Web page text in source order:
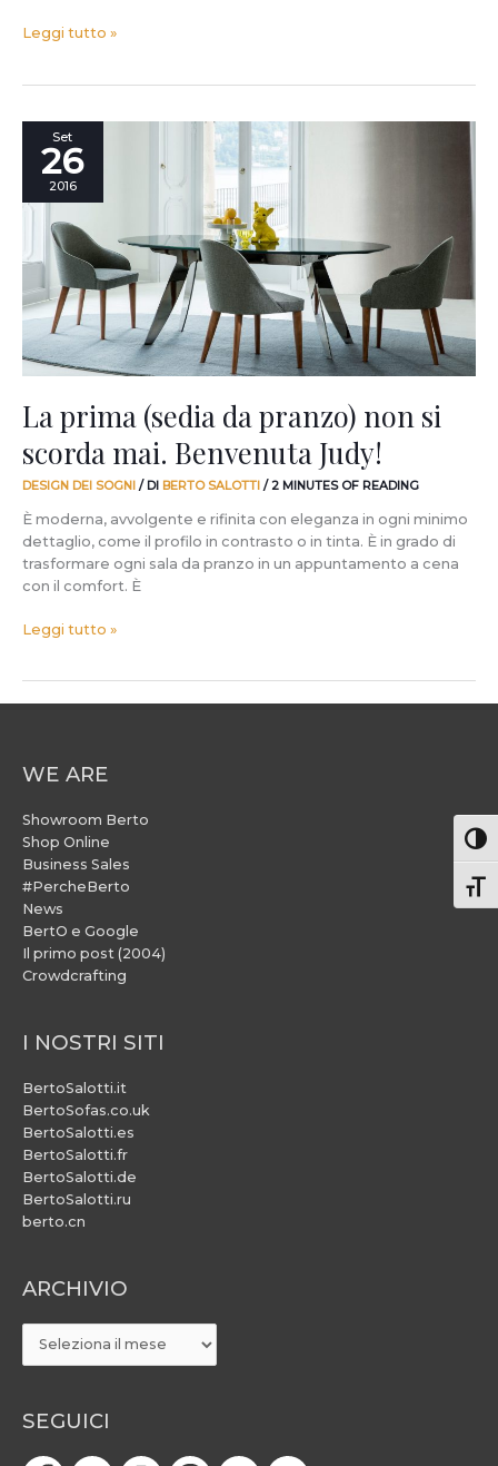
Leggi tutto »
Set
26
2016
La prima (sedia da pranzo) non si
scorda mai. Benvenuta Judy!
DESIGN DEI SOGNI / DI BERTO SALOTTI /2 MINUTES OF READING
È moderna, avvolgente e rifinita con eleganza in ogni minimo
dettaglio, come il profilo in contrasto o in tinta. È in grado di
trasformare ogni sala da pranzo in un appuntamento a cena
con il comfort. È
prima
(sedia
pranzo)
si
scorda
mai.
Benvenuta
Judy!
Leggi tutto »
WE ARE
Showroom Berto
Shop Online
Business Sales
#PercheBerto
News
BertO e Google
Il primo post (2004)
Crowdcrafting
I NOSTRI SITI
BertoSalotti.it
BertoSofas.co.uk
BertoSalotti.es
BertoSalotti.fr
BertoSalotti.de
BertoSalotti.ru
berto.cn
ARCHIVIO
ARCHIVIO
SEGUICI